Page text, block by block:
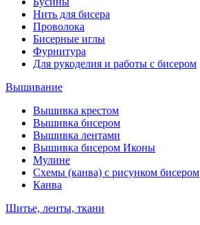
Нить для бисера
Проволока
Бисерные иглы
Фурнитура
Для рукоделия и работы с бисером
Вышивание
Вышивка крестом
Вышивка бисером
Вышивка лентами
Вышивка бисером Иконы
Мулине
Схемы (канва) с рисунком бисером
Канва
Шитье, ленты, ткани